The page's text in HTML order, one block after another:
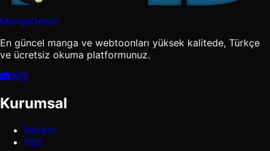
MangaDenizi
En güncel manga ve webtoonları yüksek kalitede, Türkçe
ve ücretsiz okuma platformunuz.
Kurumsal
İletişim
RSS